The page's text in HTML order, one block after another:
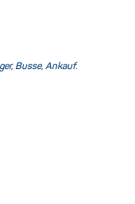
Busse, Ankauf.